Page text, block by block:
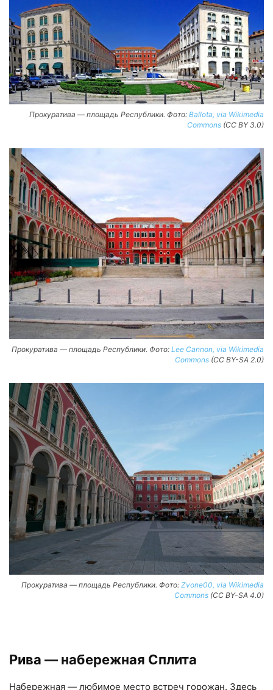
Прокуратива — площадь Республики. Фото: Ballota, via Wikimedia
Commons (CC BY 3.0)
Прокуратива — площадь Республики. Фото: Lee Cannon, via Wikimedia
Commons (CC BY-SA 2.0)
Прокуратива — площадь Республики. Фото: Zvone00, via Wikimedia
Commons (CC BY-SA 4.0)
Рива — набережная Сплита
Набережная — любимое место встреч горожан. Здесь